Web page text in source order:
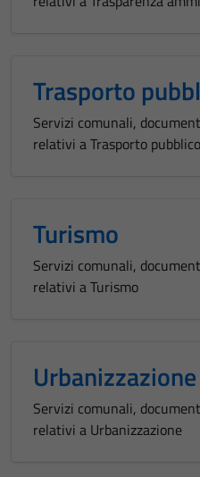
Trasporto
Servizi comunali,
relativi a Trasporto pubblico
Turismo
Servizi comunali,
relativi a Turismo
Urbanizzazione
Servizi comunali,
relativi a Urbanizzazione